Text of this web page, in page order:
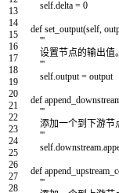
13
14
15
16
17
18
19
20
21
22
23
24
25
26
27
28
self.delta = 0
def set_output(self,
'''
设置节点的输出值。
'''
self.output = output
def
'''
添加一个到下游节
'''
self.downstream.
def
'''